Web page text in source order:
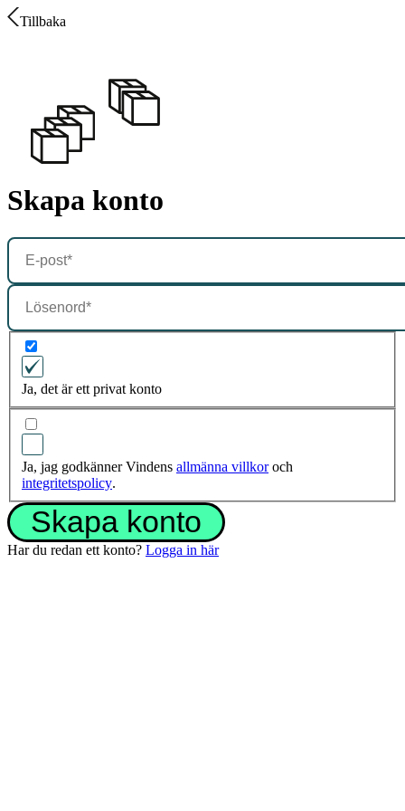
Tillbaka
Skapa konto
Ja, det är ett privat konto
Ja, jag godkänner Vindens allmänna villkoroch
integritetspolicy.
Skapa konto
Har du redan ett konto? Logga in här